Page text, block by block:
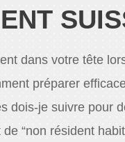
dans votre tête
préparer
dois-je suivre pour
“non résident